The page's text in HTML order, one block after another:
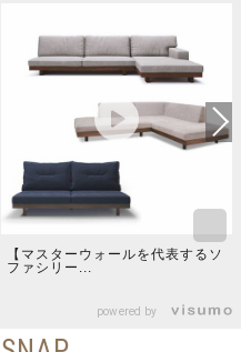
【マスターウォールを代表するソ
ファシリー...
powered by